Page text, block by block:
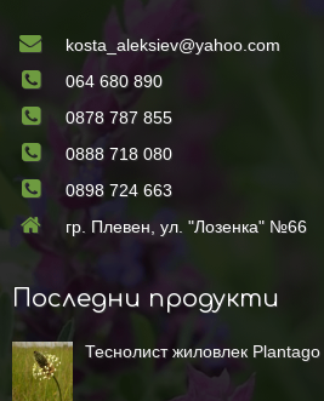
kosta_aleksiev@yahoo.com
064 680 890
0878 787 855
0888 718 080
0898 724 663
гр. Плевен, ул. "Лозенка" №66
Последни продукти
Теснолист жиловлек